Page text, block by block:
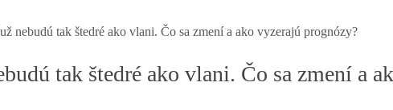
nebudú tak štedré ako vlani. Čo sa zmení a ako vyzerajú prognózy?
tak štedré ako vlani. Čo sa zmení a